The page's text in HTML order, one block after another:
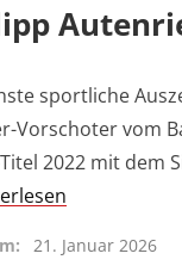
sportliche
Vorschoter vom
2022 mit dem
21. Januar 2026